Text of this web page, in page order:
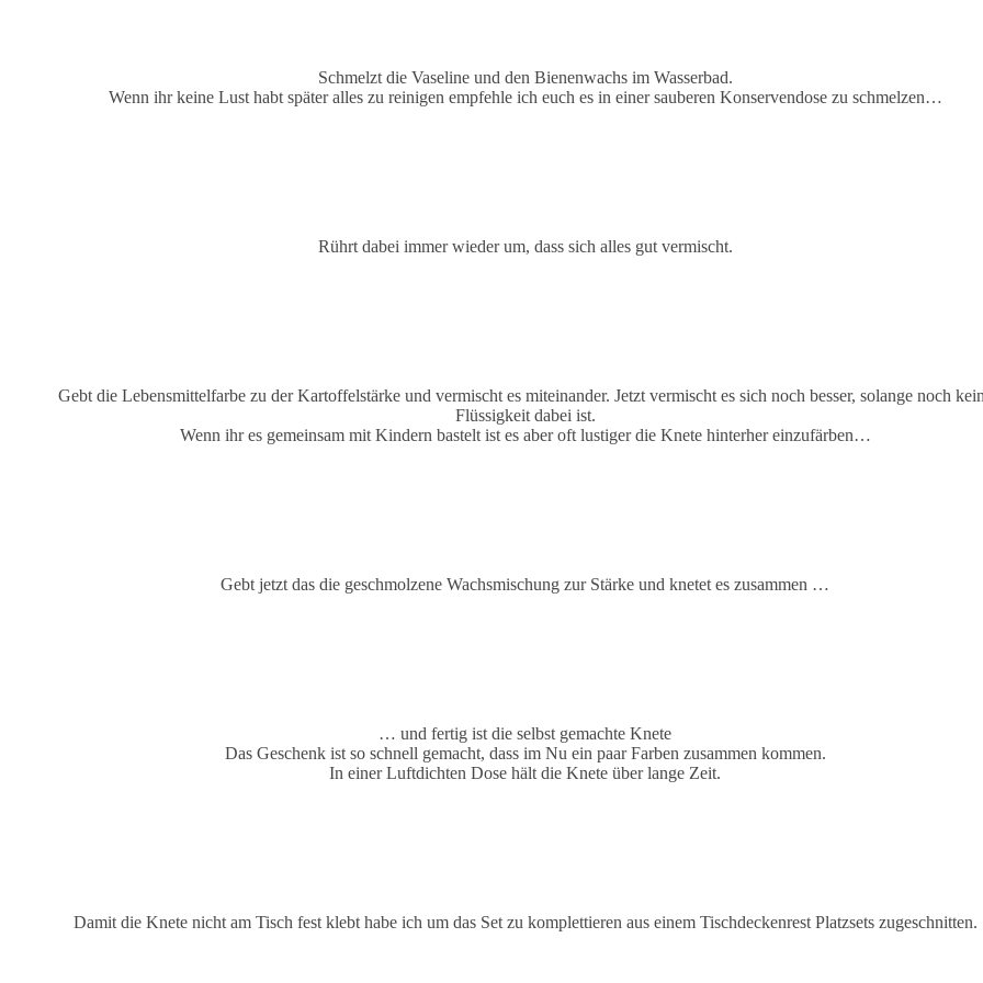
Schmelzt die Vaseline und den Bienenwachs im Wasserbad.
Wenn ihr keine Lust habt später alles zu reinigen empfehle ich euch es in einer sauberen Konservendose zu schmelzen…
Rührt dabei immer wieder um, dass sich alles gut vermischt.
Gebt die Lebensmittelfarbe zu der Kartoffelstärke und vermischt es miteinander. Jetzt vermischt es sich noch besser, solange noch
Flüssigkeit dabei ist.
Wenn ihr es gemeinsam mit Kindern bastelt ist es aber oft lustiger die Knete hinterher einzufärben…
Gebt jetzt das die geschmolzene Wachsmischung zur Stärke und knetet es zusammen …
… und fertig ist die selbst gemachte Knete
Das Geschenk ist so schnell gemacht, dass im Nu ein paar Farben zusammen kommen.
In einer Luftdichten Dose hält die Knete über lange Zeit.
Damit die Knete nicht am Tisch fest klebt habe ich um das Set zu komplettieren aus einem Tischdeckenrest Platzsets zugeschnitten.